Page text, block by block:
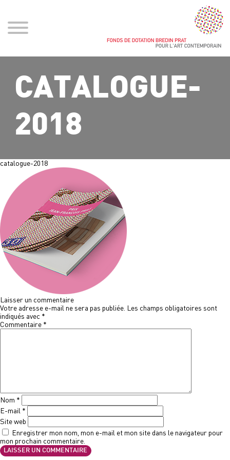
CATALOGUE-
2018
catalogue-2018
Laisser un commentaire
Votre adresse e-mail ne sera pas publiée. Les champs obligatoires sont
indiqués avec *
Commentaire *
Nom *
E-mail *
Site web
Enregistrer mon nom, mon e-mail et mon site dans le navigateur pour
mon prochain commentaire.